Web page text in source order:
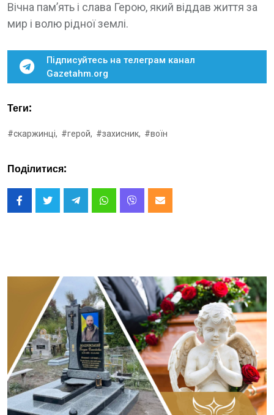
Вічна пам’ять і слава Герою, який віддав життя за
мир і волю рідної землі.
Підписуйтесь на телеграм канал
Gazetahm.org
Теги:
#скаржинці, #герой, #захисник, #воїн
Поділитися: